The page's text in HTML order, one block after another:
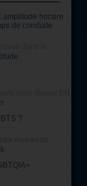
amplitude horaire
de conduite
?
de K-POP BTS ?